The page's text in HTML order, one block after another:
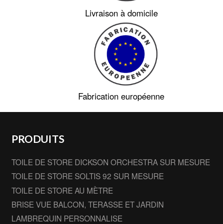
Livraison à domicile
Fabrication européenne
PRODUITS
TOILE DE STORE DICKSON ORCHESTRA SUR MESURE
TOILE DE STORE SOLTIS 92 SUR MESURE
TOILE DE STORE AU MÈTRE
BRISE VUE BALCON, TERASSE ET JARDIN
LAMBREQUIN PERSONNALISE